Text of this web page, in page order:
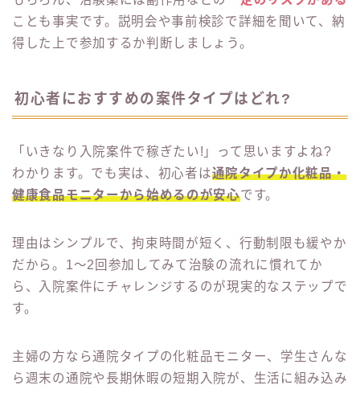
ことも事実です。説明会や事前検診で詳細を聞いて、納
得した上で参加するか判断しましょう。
初心者におすすめの案件タイプはどれ?
「いきなり入院案件で稼ぎたい!」って思いますよね?
わかります。でも実は、初心者は通院タイプか化粧品・
健康食品モニターから始めるのが安心です。
理由はシンプルで、拘束時間が短く、行動制限も緩やか
だから。1〜2回参加してみて治験の流れに慣れてか
ら、入院案件にチャレンジするのが現実的なステップで
す。
主婦の方なら通院タイプの化粧品モニター、学生さんな
ら週末の通院や長期休暇の短期入院が、生活に組み込み